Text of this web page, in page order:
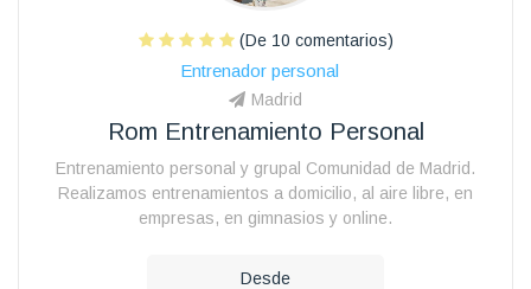
(De 10 comentarios)
Entrenador personal
Madrid
Rom Entrenamiento Personal
Entrenamiento personal y grupal Comunidad de Madrid.
Realizamos entrenamientos a domicilio, al aire libre, en
empresas, en gimnasios y online.
Desde